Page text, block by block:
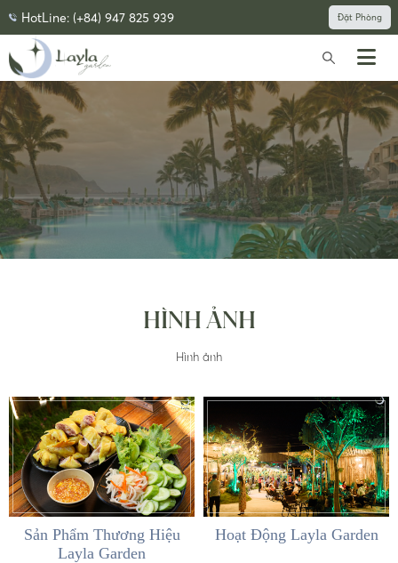
HotLine: (+84) 947 825 939 Đặt Phòng
HÌNH ẢNH
Hình ảnh
Sản Phẩm Thương Hiệu
Layla Garden
Hoạt Động Layla Garden